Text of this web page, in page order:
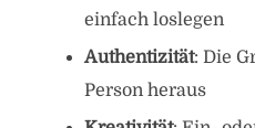
einfach loslegen
Authentizität: Die
Person heraus